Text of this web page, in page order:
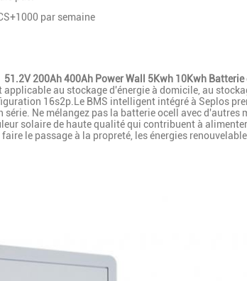
par semaine
51.2V 200Ah 400Ah Power Wall 5Kwh 10Kwh
applicable au stockage d'énergie à domicile, au
16s2p.Le BMS intelligent intégré à Seplos
série. Ne mélangez pas la batterie ocell avec d'autres
solaire de haute qualité qui contribuent à
le passage à la propreté, les énergies